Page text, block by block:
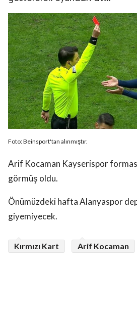
Foto: Beinsport'tan alınmıştır.
Arif Kocaman Kayserispor forması
görmüş oldu.
Önümüzdeki hafta Alanyaspor
giyemiyecek.
Kırmızı Kart Arif Kocaman